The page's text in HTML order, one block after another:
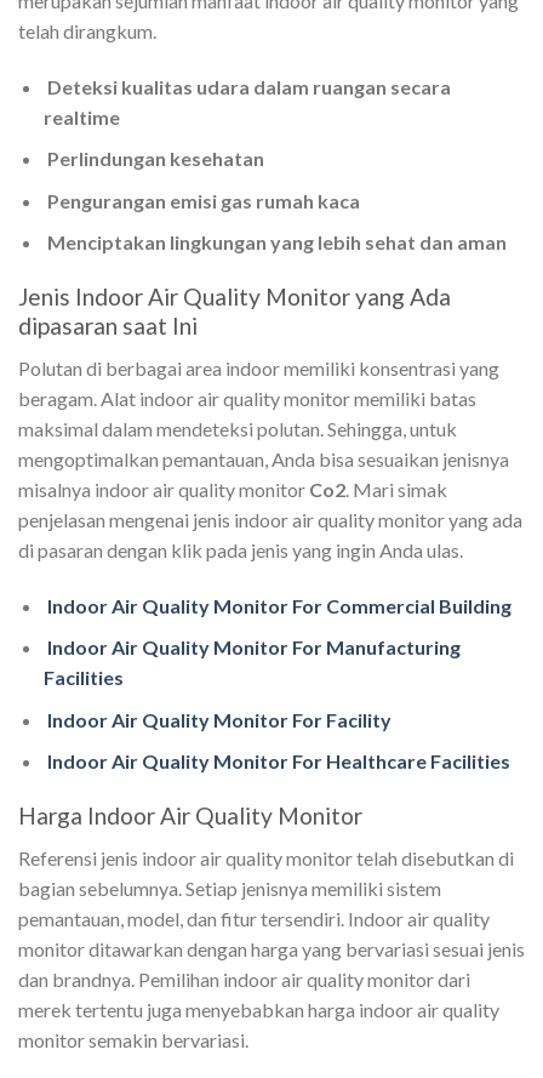
telah dirangkum.
Deteksi kualitas udara dalam ruangan secara
realtime
Perlindungan kesehatan
Pengurangan emisi gas rumah kaca
Menciptakan lingkungan yang lebih sehat dan aman
Jenis Indoor Air Quality Monitor yang Ada
dipasaran saat Ini
Polutan di berbagai area indoor memiliki konsentrasi yang
beragam. Alat indoor air quality monitor memiliki batas
maksimal dalam mendeteksi polutan. Sehingga, untuk
mengoptimalkan pemantauan, Anda bisa sesuaikan jenisnya
misalnya indoor air quality monitor Co2 . Mari simak
penjelasan mengenai jenis indoor air quality monitor yang ada
di pasaran dengan klik pada jenis yang ingin Anda ulas.
Indoor Air Quality Monitor For Commercial Building
Indoor Air Quality Monitor For Manufacturing
Facilities
Indoor Air Quality Monitor For Facility
Indoor Air Quality Monitor For Healthcare Facilities
Harga Indoor Air Quality Monitor
Referensi jenis indoor air quality monitor telah disebutkan di
bagian sebelumnya. Setiap jenisnya memiliki sistem
pemantauan, model, dan fitur tersendiri. Indoor air quality
monitor ditawarkan dengan harga yang bervariasi sesuai jenis
dan brandnya. Pemilihan indoor air quality monitor dari
merek tertentu juga menyebabkan harga indoor air quality
monitor semakin bervariasi.